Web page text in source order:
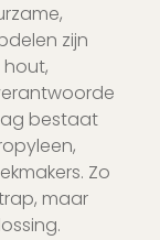
zijn
bestaat
Zo
maar